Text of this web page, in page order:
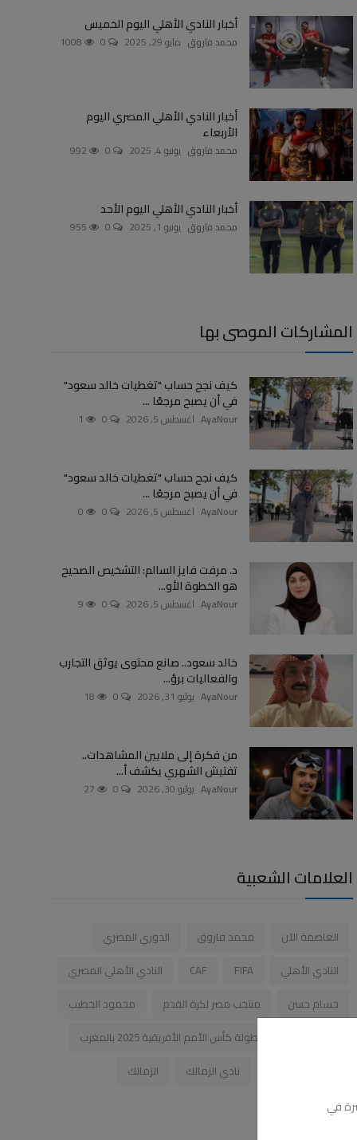
في
أخبار النادي الأهلي اليوم الخميس
محمد فاروق مايو 29, 2025 0
1008
أخبار النادي الأهلي المصري اليوم
الأربعاء
محمد فاروق يونيو 4, 2025 0
992
أخبار النادي الأهلي اليوم الأحد
محمد فاروق يونيو 1, 2025 0
955
المشاركات الموصى بها
كيف نجح حساب "تغطيات خالد سعود"
في أن يصبح مرجعًا ...
AyaNour اغسطس 5, 2026 0
1
كيف نجح حساب "تغطيات خالد سعود"
في أن يصبح مرجعًا ...
AyaNour اغسطس 5, 2026 0
0
د. مرفت فايز السالم: التشخيص الصحيح
هو الخطوة الأو...
AyaNour اغسطس 5, 2026 0
9
خالد سعود.. صانع محتوى يوثق التجارب
والفعاليات برؤ...
AyaNour يوليو 31, 2026 0
18
من فكرة إلى ملايين المشاهدات..
تفتيش الشهري يكشف أ...
AyaNour يوليو 30, 2026 0
27
العلامات الشعبية
العاصمة الآن محمد فاروق
الدوري المصري
النادي الأهلي
FIFA
CAF
النادي الأهلي المصري
حسام حسن
منتخب مصر لكرة القدم
محمود الخطيب
بطولة كأس الأمم الأفريقية 2025 بالمغرب
نادي الزمالك الزمالك